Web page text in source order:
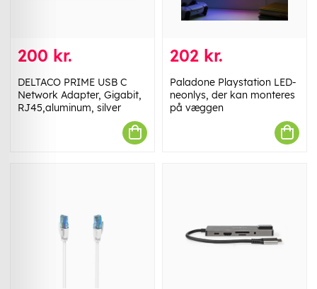
200 kr.
DELTACO PRIME USB C
Network Adapter, Gigabit,
RJ45,aluminum, silver
202 kr.
Paladone Playstation LED-
neonlys, der kan monteres
på væggen